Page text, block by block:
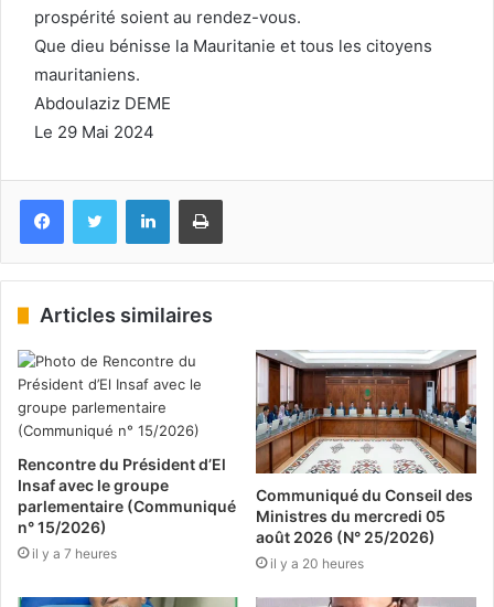
prospérité soient au rendez-vous.
Que dieu bénisse la Mauritanie et tous les citoyens
mauritaniens.
Abdoulaziz DEME
Le 29 Mai 2024
FacebookTwitter LinkedinImprimer
Articles similaires
Rencontre du Président d’El
Insaf avec le groupe
parlementaire (Communiqué
n° 15/2026)
il y a 7 heures
Communiqué du Conseil des
Ministres du mercredi 05
août 2026 (N° 25/2026)
il y a 20 heures